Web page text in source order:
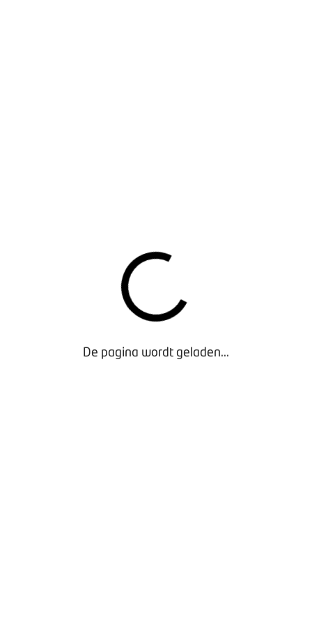
De pagina wordt geladen...